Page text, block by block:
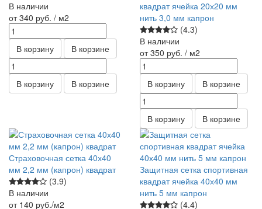
В наличии
от 340 руб. / м2
В корзину В корзине
В корзину В корзине
квадрат ячейка 20х20 мм
нить 3,0 мм капрон
(4.3)
В наличии
от 350 руб. / м2
В корзину В корзине
В корзину В корзине
Страховочная сетка 40х40
мм 2,2 мм (капрон) квадрат
(3.9)
В наличии
от 140 руб./м2
Защитная сетка спортивная
квадрат ячейка 40х40 мм
нить 5 мм капрон
(4.4)